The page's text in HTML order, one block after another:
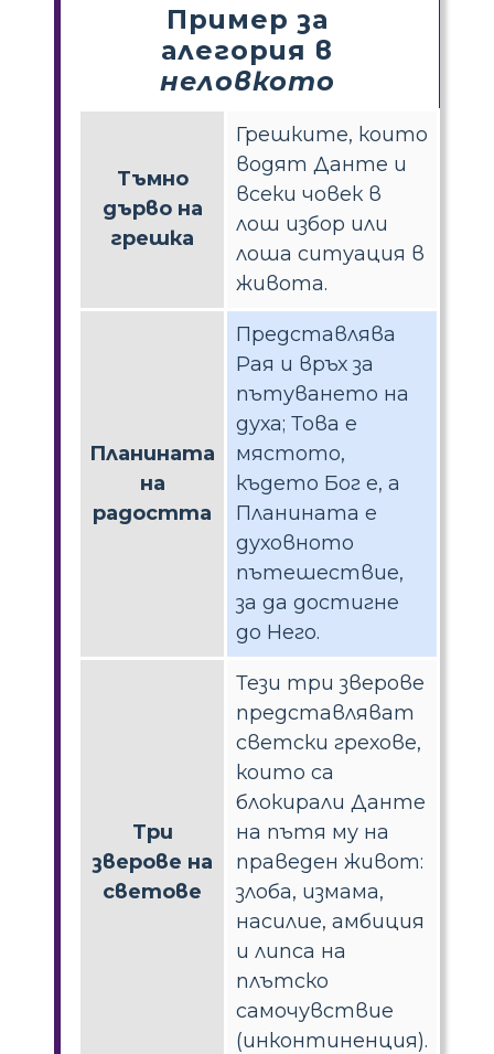
Пример за
алегория в
неловкото
Тъмно
дърво на
грешка
Грешките, които
водят Данте и
всеки човек в
лош избор или
лоша ситуация в
живота.
Планината
на
радостта
Представлява
Рая и връх за
пътуването на
духа; Това е
мястото,
където Бог е, а
Планината е
духовното
пътешествие,
за да достигне
до Него.
Три
зверове на
светове
Тези три зверове
представляват
светски грехове,
които са
блокирали Данте
на пътя му на
праведен живот:
злоба, измама,
насилие, амбиция
и липса на
плътско
самочувствие
(инконтиненция).